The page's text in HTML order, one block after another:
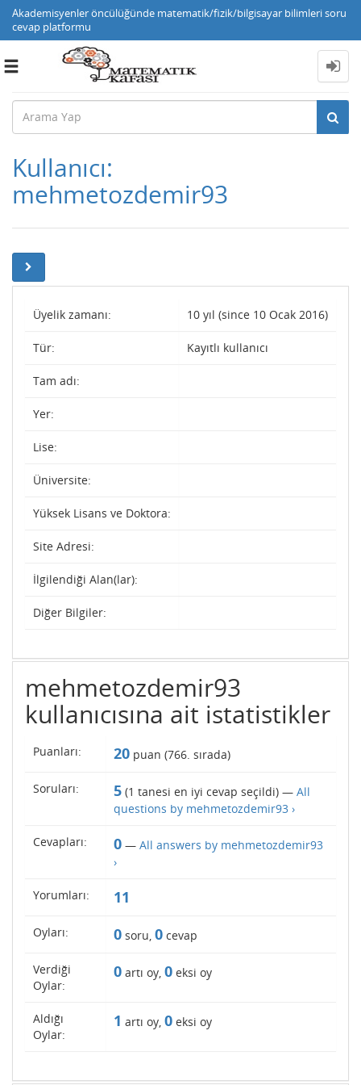
Akademisyenler öncülüğünde matematik/fizik/bilgisayar bilimleri soru
cevap platformu
Toggle
Kullanıcı:
mehmetozdemir93
Üyelik zamanı: 10 yıl (since 10 Ocak 2016)
Tür: Kayıtlı kullanıcı
Tam adı:
Yer:
Lise:
Üniversite:
Yüksek Lisans ve Doktora:
Site Adresi:
İlgilendiği Alan(lar):
Diğer Bilgiler:
mehmetozdemir93
kullanıcısına ait istatistikler
Puanları: 20 puan (766. sırada)
Soruları: 5 (1 tanesi en iyi cevap seçildi) — All
questions by mehmetozdemir93 ›
Cevapları: 0 — All answers by mehmetozdemir93
›
Yorumları: 11
Oyları: 0 soru, 0 cevap
Verdiği
Oylar:
0 artı oy, 0 eksi oy
Aldığı
Oylar:
1 artı oy, 0 eksi oy